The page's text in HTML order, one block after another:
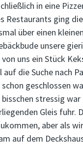
in eine
Restaurants ging
über einen
unsere
uns ein Stück
die Suche nach
geschlossen
stressig
Gleis fuhr.
aber als
auf dem